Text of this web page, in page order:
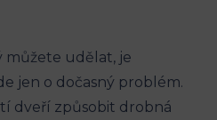
můžete udělat, je
jen o dočasný problém.
dveří způsobit drobná